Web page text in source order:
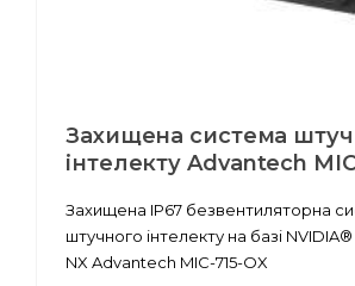
Захищена система
інтелекту Advantech
Захищена IP67 безвентиляторна
штучного інтелекту на базі
NX Advantech MIC-715-OX